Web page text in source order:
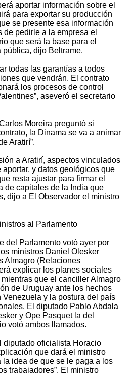
aportar información sobre el
para exportar su producción
se presente esa información
pedirle a la empresa el
que será la base para el
pública, dijo Beltrame.
todas las garantías a todos
que vendrán. El contrato
los procesos de control
aseveró el secretario
Moreira preguntó si
la Dinama se va a animar
Aratirí”.
a Aratirí, aspectos vinculados
y datos geológicos que
resta ajustar para firmar el
de capitales de la India que
dijo a El Observador el ministro
al Parlamento
del Parlamento votó ayer por
ministros Daniel Olesker
Almagro (Relaciones
explicar los planes sociales
que el canciller Almagro
de Uruguay ante los hechos
y la postura del país
El diputado Pablo Abdala
y Ope Pasquet la del
votó ambos llamados.
diputado oficialista Horacio
que dará el ministro
la idea de que se le paga a los
trabajadores”. El ministro